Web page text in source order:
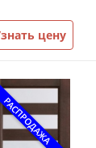
цену
РАСПРОДАЖА